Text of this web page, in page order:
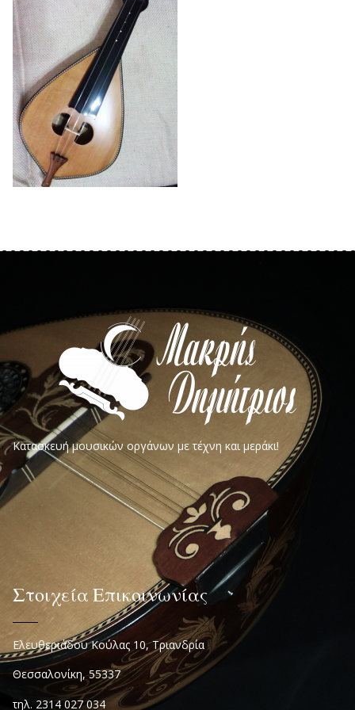
Κατασκευή μουσικών οργάνων με τέχνη και μεράκι!
Στοιχεία Επικοινωνίας
Ελευθεριάδου Κούλας 10, Τριανδρία
Θεσσαλονίκη, 55337
τηλ. 2314 027 034